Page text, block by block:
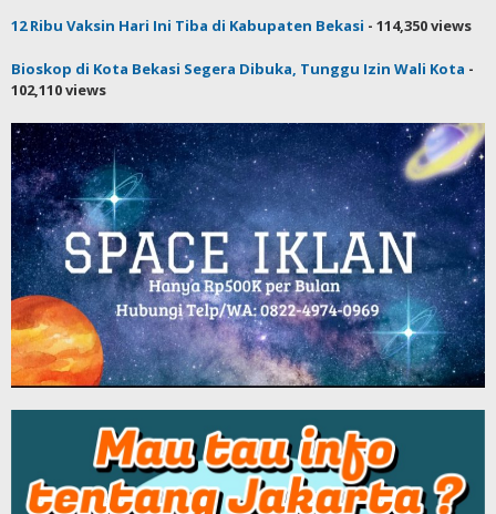
12 Ribu Vaksin Hari Ini Tiba di Kabupaten Bekasi - 114,350 views
Bioskop di Kota Bekasi Segera Dibuka, Tunggu Izin Wali Kota -
102,110 views